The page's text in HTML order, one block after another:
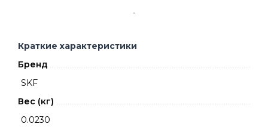
Краткие характеристики
Бренд
SKF
Вес (кг)
0.0230